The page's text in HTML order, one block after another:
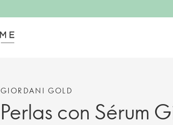
GIORDANI GOLD
Perlas con Sérum